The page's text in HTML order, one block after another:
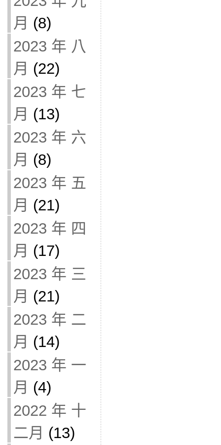
月 (8)
2023 年 八
月 (22)
2023 年 七
月 (13)
2023 年 六
月 (8)
2023 年 五
月 (21)
2023 年 四
月 (17)
2023 年 三
月 (21)
2023 年 二
月 (14)
2023 年 一
月 (4)
2022 年 十
二月 (13)